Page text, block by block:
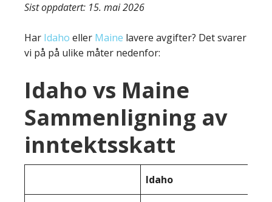
Sist oppdatert: 15. mai 2026
Har Idaho eller Maine lavere avgifter? Det svarer
vi på på ulike måter nedenfor:
Idaho vs Maine
Sammenligning av
inntektsskatt
Idaho